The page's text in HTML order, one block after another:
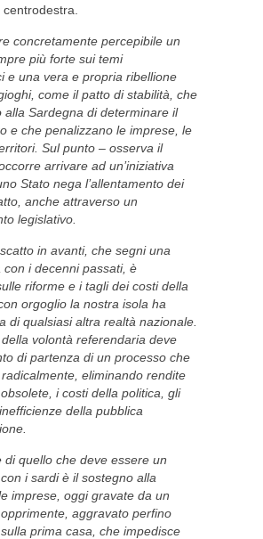
concretamente percepibile un
più forte sui temi
e una vera e propria ribellione
come il patto di stabilità, che
alla Sardegna di determinare il
e che penalizzano le imprese, le
Sul punto – osserva il
arrivare ad un’iniziativa
Stato nega l’allentamento dei
anche attraverso un
legislativo.
in avanti, che segni una
con i decenni passati, è
riforme e i tagli dei costi della
orgoglio la nostra isola ha
di qualsiasi altra realtà nazionale.
della volontà referendaria deve
di partenza di un processo che
eliminando rendite
i costi della politica, gli
della pubblica
di quello che deve essere un
i sardi è il sostegno alla
imprese, oggi gravate da un
aggravato perfino
sulla prima casa, che impedisce